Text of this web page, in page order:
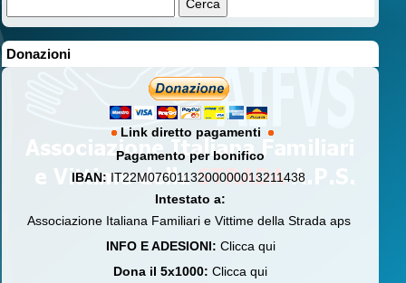
Donazioni
Link diretto pagamenti
Pagamento per bonifico
IBAN:IT22M0760113200000013211438
Intestato a:
Associazione Italiana Familiari e Vittime della Strada aps
INFO E ADESIONI: Clicca qui
Dona il 5x1000: Clicca qui